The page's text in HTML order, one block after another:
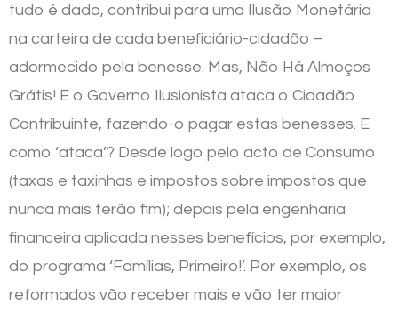
tudo é dado, contribui para uma Ilusão Monetária
na carteira de cada beneficiário-cidadão –
adormecido pela benesse. Mas, Não Há Almoços
Grátis! E o Governo Ilusionista ataca o Cidadão
Contribuinte, fazendo-o pagar estas benesses. E
como ‘ataca’? Desde logo pelo acto de Consumo
(taxas e taxinhas e impostos sobre impostos que
nunca mais terão fim); depois pela engenharia
financeira aplicada nesses benefícios, por exemplo,
do programa ‘Famílias, Primeiro!’. Por exemplo, os
reformados vão receber mais e vão ter maior